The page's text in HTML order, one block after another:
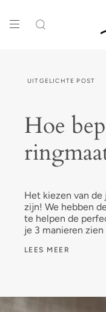
de
Zoeken
UITGELICHTE POST
Hoe
Het kiezen van
zijn! We hebben
te helpen de
je 3 manieren
LEES MEER